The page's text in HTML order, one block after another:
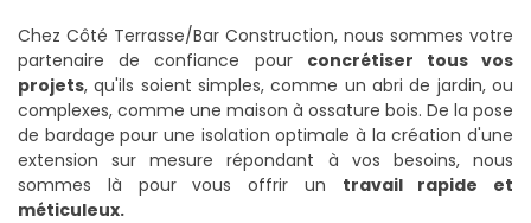
Chez Côté Terrasse/Bar Construction, nous sommes votre
partenaire de confiance pour concrétiser tous vos
projets, qu'ils soient simples, comme un abri de jardin, ou
complexes, comme une maison à ossature bois. De la pose
de bardage pour une isolation optimale à la création d'une
extension sur mesure répondant à vos besoins, nous
sommes là pour vous offrir un travail rapide et
méticuleux.